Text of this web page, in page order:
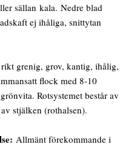
sällan kala. Nedre blad
ej ihåliga, snittytan
grenig, grov, kantig, ihålig,
flock med 8-10
Rotsystemet består av
stjälken (rothalsen).
Allmänt förekommande i